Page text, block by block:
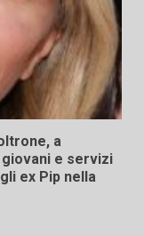
a
e servizi
ex Pip nella